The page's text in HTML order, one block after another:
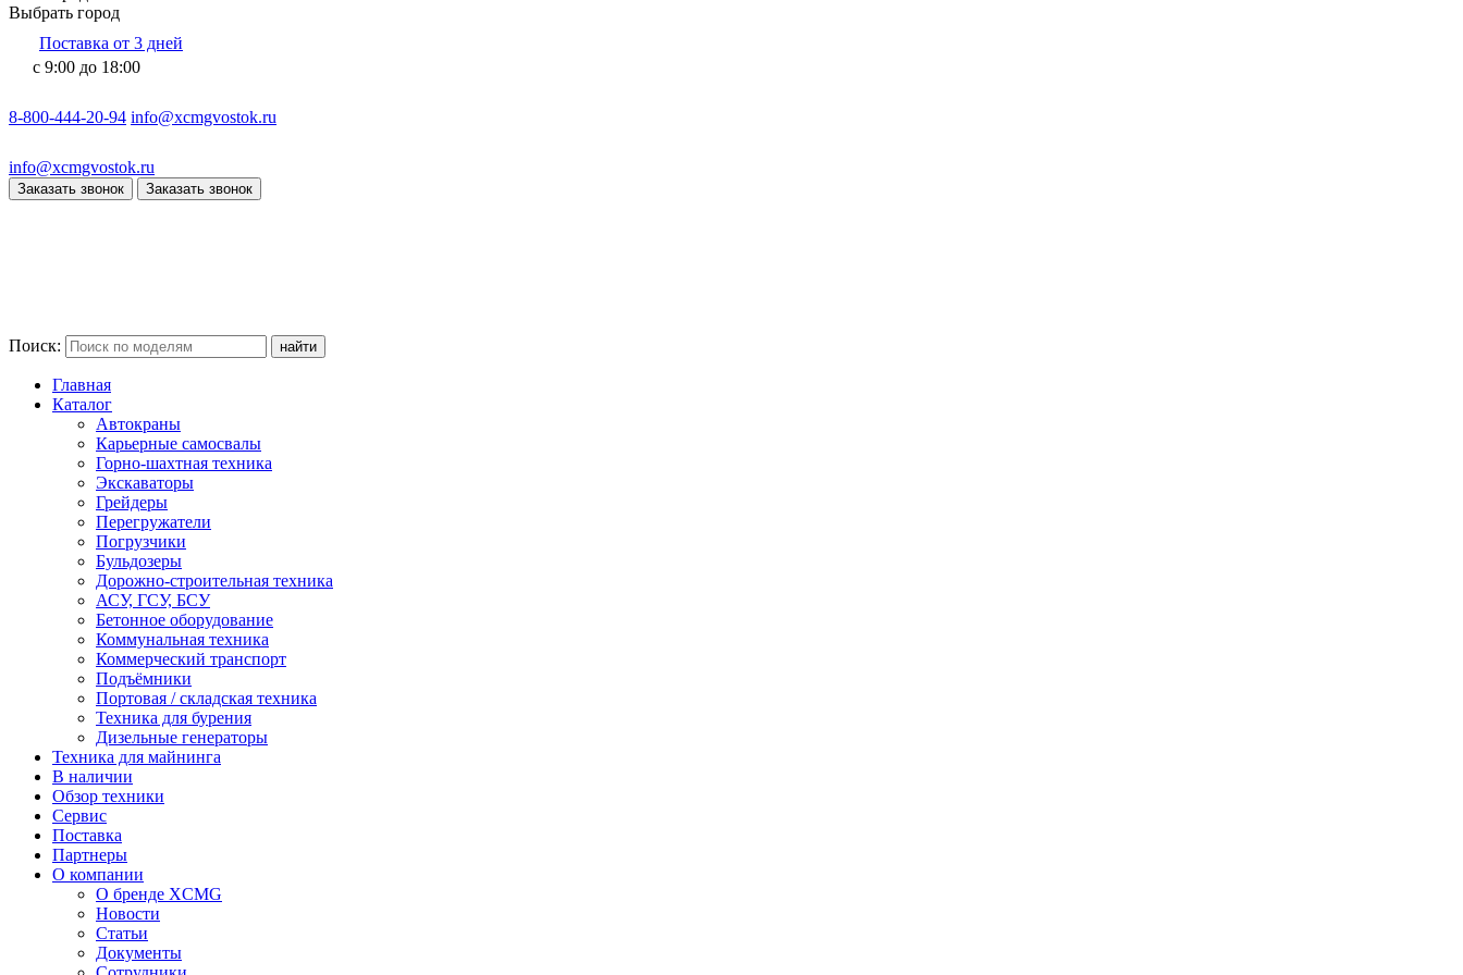
Выбрать город
Поставка от 3 дней
с 9:00 до 18:00
8-800-444-20-94 info@xcmgvostok.ru
info@xcmgvostok.ru
Заказать звонок Заказать звонок
Поиск:
Главная
Каталог
Автокраны
Карьерные самосвалы
Горно-шахтная техника
Экскаваторы
Грейдеры
Перегружатели
Погрузчики
Бульдозеры
Дорожно-строительная техника
АСУ, ГСУ, БСУ
Бетонное оборудование
Коммунальная техника
Коммерческий транспорт
Подъёмники
Портовая / складская техника
Техника для бурения
Дизельные генераторы
Техника для майнинга
В наличии
Обзор техники
Сервис
Поставка
Партнеры
О компании
О бренде XCMG
Новости
Статьи
Документы